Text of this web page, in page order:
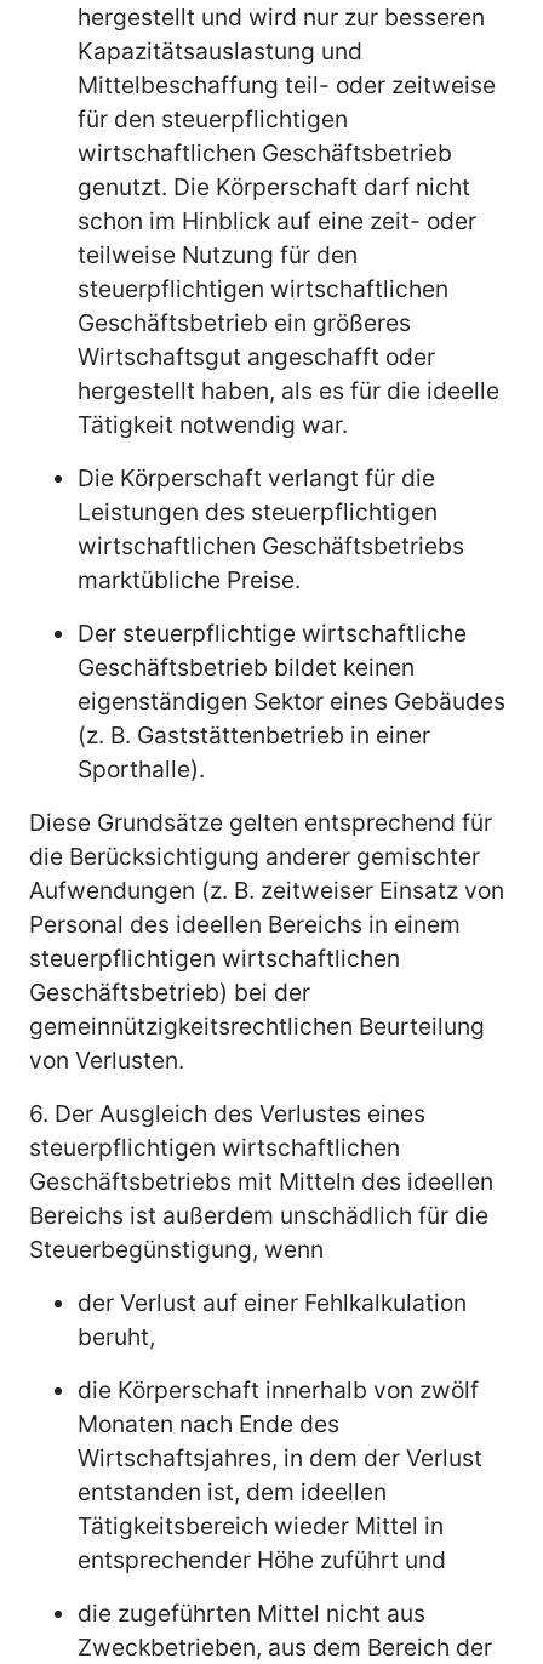
hergestellt und wird nur zur besseren
Kapazitätsauslastung und
Mittelbeschaffung teil- oder zeitweise
für den steuerpflichtigen
wirtschaftlichen Geschäftsbetrieb
genutzt. Die Körperschaft darf nicht
schon im Hinblick auf eine zeit- oder
teilweise Nutzung für den
steuerpflichtigen wirtschaftlichen
Geschäftsbetrieb ein größeres
Wirtschaftsgut angeschafft oder
hergestellt haben, als es für die ideelle
Tätigkeit notwendig war.
Die Körperschaft verlangt für die
Leistungen des steuerpflichtigen
wirtschaftlichen Geschäftsbetriebs
marktübliche Preise.
Der steuerpflichtige wirtschaftliche
Geschäftsbetrieb bildet keinen
eigenständigen Sektor eines Gebäudes
(z. B. Gaststättenbetrieb in einer
Sporthalle).
Diese Grundsätze gelten entsprechend für
die Berücksichtigung anderer gemischter
Aufwendungen (z. B. zeitweiser Einsatz von
Personal des ideellen Bereichs in einem
steuerpflichtigen wirtschaftlichen
Geschäftsbetrieb) bei der
gemeinnützigkeitsrechtlichen Beurteilung
von Verlusten.
6. Der Ausgleich des Verlustes eines
steuerpflichtigen wirtschaftlichen
Geschäftsbetriebs mit Mitteln des ideellen
Bereichs ist außerdem unschädlich für die
Steuerbegünstigung, wenn
der Verlust auf einer Fehlkalkulation
beruht,
die Körperschaft innerhalb von zwölf
Monaten nach Ende des
Wirtschaftsjahres, in dem der Verlust
entstanden ist, dem ideellen
Tätigkeitsbereich wieder Mittel in
entsprechender Höhe zuführt und
die zugeführten Mittel nicht aus
Zweckbetrieben, aus dem Bereich der